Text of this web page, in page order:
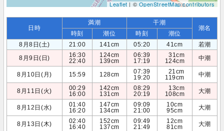
Leaflet| ©OpenStreetMap contributors
日時
満潮 干潮
潮名
時刻 潮位 時刻
潮位
8月8日(土)
21:00 141cm 05:20 41cm
若潮
8月9日(日)
16:30
22:40
124cm
139cm
06:39
17:19
31cm
124cm
中潮
8月10日(月) 15:59 128cm
07:39
19:20
21cm
119cm
中潮
8月11日(火)
00:29
16:00
142cm
131cm
08:29
20:19
13cm
108cm
大潮
8月12日(水)
01:40
16:20
147cm
134cm
09:09
21:00
10cm
95cm
大潮
8月13日(木)
02:40
16:40
152cm
137cm
09:49
21:49
12cm
81cm
大潮